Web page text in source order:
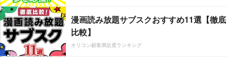
漫画読み放題サブスクおすすめ11選【徹底
比較】
オリコン顧客満足度ランキング